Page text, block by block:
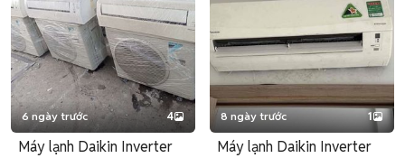
6 ngày trước 4
Máy lạnh Daikin Inverter
8 ngày trước 1
Máy lạnh Daikin Inverter